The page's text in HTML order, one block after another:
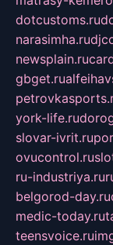
dotcustoms.ru
narasimha.ru
newsplain.ru
gbget.ru
york-life.ru
slovar-ivrit.ru
ovucontrol.ru
ru-industriya.ru
belgorod-day.ru
medic-today.ru
teensvoice.ru